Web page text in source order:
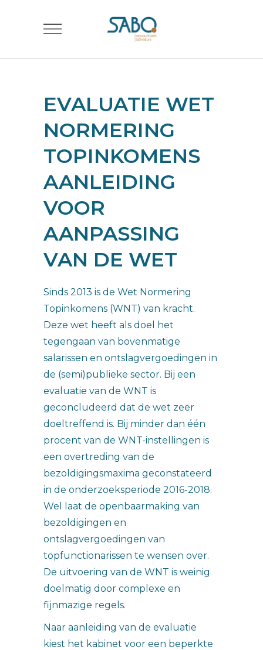
EVALUATIE WET
NORMERING
TOPINKOMENS
AANLEIDING
VOOR
AANPASSING
VAN DE WET
Sinds 2013 is de Wet Normering
Topinkomens (WNT) van kracht.
Deze wet heeft als doel het
tegengaan van bovenmatige
salarissen en ontslagvergoedingen in
de (semi)publieke sector. Bij een
evaluatie van de WNT is
geconcludeerd dat de wet zeer
doeltreffend is. Bij minder dan één
procent van de WNT-instellingen is
een overtreding van de
bezoldigingsmaxima geconstateerd
in de onderzoeksperiode 2016-2018.
Wel laat de openbaarmaking van
bezoldigingen en
ontslagvergoedingen van
topfunctionarissen te wensen over.
De uitvoering van de WNT is weinig
doelmatig door complexe en
fijnmazige regels.
Naar aanleiding van de evaluatie
kiest het kabinet voor een beperkte